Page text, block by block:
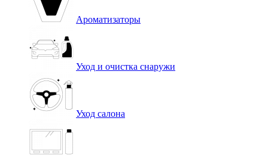
Ароматизаторы
Уход и очистка снаружи
Уход салона